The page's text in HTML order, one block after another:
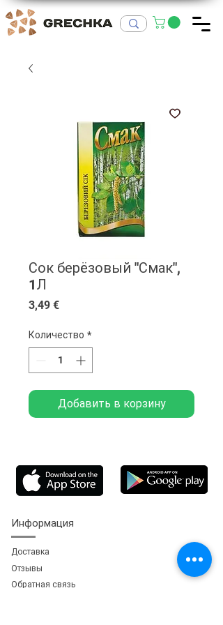
Сок берёзовый "Смак",
1Л
3,49 €Цена
Количество *
Добавить в корзину
Информация
Доставка
Отзывы
Обратная связь